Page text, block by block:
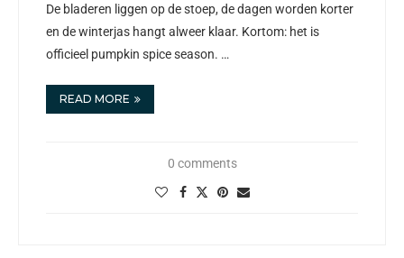
De bladeren liggen op de stoep, de dagen worden korter
en de winterjas hangt alweer klaar. Kortom: het is
officieel pumpkin spice season. …
READ MORE
0 comments